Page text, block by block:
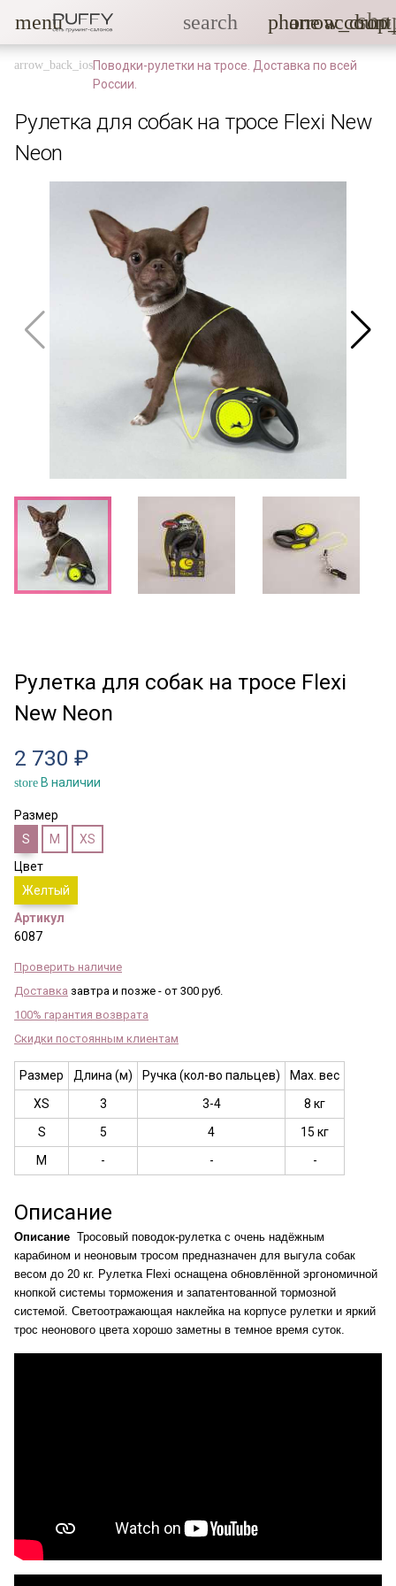
menu search phone
Поводки-рулетки на тросе. Доставка по всей
России.
Рулетка для собак на тросе Flexi New
Neon
Рулетка для собак на тросе Flexi
New Neon
2 730 ₽
store В наличии
Размер
S
M
XS
Цвет
Желтый
Артикул
6087
Проверить наличие
Доставка завтра и позже - от 300 руб.
100% гарантия возврата
Скидки постоянным клиентам
Размер Длина (м) Ручка (кол-во пальцев)
Max. вес
XS
3 3-4
8 кг
S
5 4
15 кг
M
- - -
Описание
Описание Тросовый поводок-рулетка с очень надёжным
карабином и неоновым тросом предназначен для выгула собак
весом до 20 кг. Рулетка Flexi оснащена обновлённой эргономичной
кнопкой системы торможения и запатентованной тормозной
системой. Светоотражающая наклейка на корпусе рулетки и яркий
трос неонового цвета хорошо заметны в темное время суток.